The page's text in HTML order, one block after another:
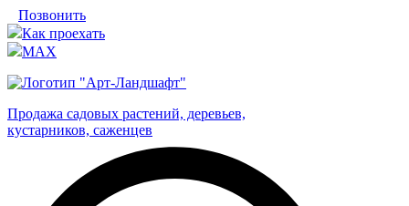
Позвонить
Как проехать
MAX
Продажа садовых растений, деревьев,
кустарников, саженцев